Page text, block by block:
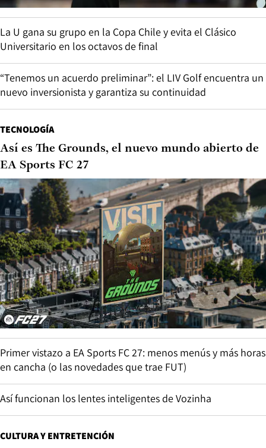
La U gana su grupo en la Copa Chile y evita el Clásico
Universitario en los octavos de final
“Tenemos un acuerdo preliminar”: el LIV Golf encuentra un
nuevo inversionista y garantiza su continuidad
TECNOLOGÍA
Así es The Grounds, el nuevo mundo abierto de
EA Sports FC 27
Primer vistazo a EA Sports FC 27: menos menús y más horas
en cancha (o las novedades que trae FUT)
Así funcionan los lentes inteligentes de Vozinha
CULTURA Y ENTRETENCIÓN